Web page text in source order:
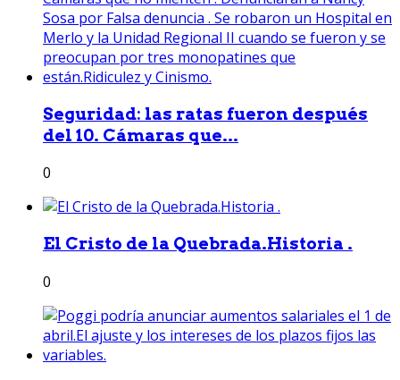
Seguridad: las ratas fueron después
del 10. Cámaras que...
0
El Cristo de la Quebrada.Historia .
0